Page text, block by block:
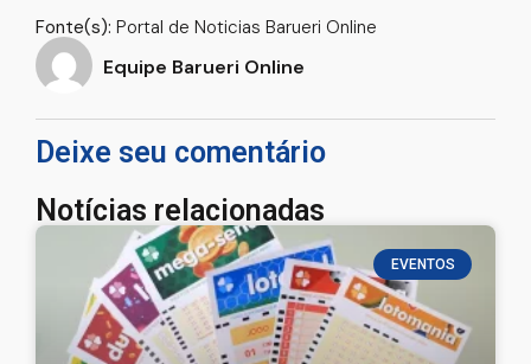
Fonte(s): Portal de Noticias Barueri Online
Equipe Barueri Online
Deixe seu comentário
Notícias relacionadas
EVENTOS